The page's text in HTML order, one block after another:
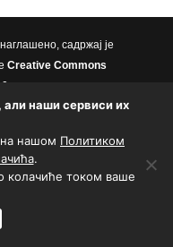
садржај је
Creative Commons
коришћења колачића
али наши сервиси их
нашом Политиком
.
колачиће током ваше